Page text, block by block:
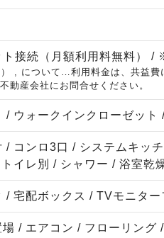
ト接続（月額利用料無料）
, について…利用料金は、共益費
動産会社にお問合せください。
/ ウォークインクローゼッ
/ コンロ3口 / システムキッ
イレ別 / シャワー / 浴室乾
/ 宅配ボックス / TVモニタ
/ エアコン / フローリン